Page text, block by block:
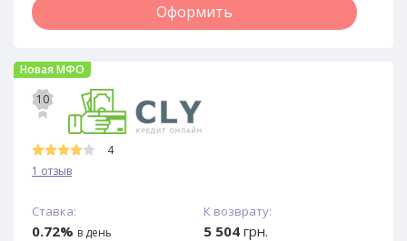
Оформить
Новая МФО
10
4
1 отзыв
Ставка:
0.72% в день
К возврату:
5 504 грн.